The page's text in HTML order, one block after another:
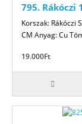
795. Rákóczi
Korszak: Rákóczi
CM Anyag: Cu
19.000Ft